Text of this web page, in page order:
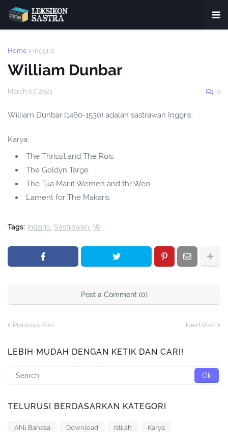
Home Inggris
William Dunbar
March 07, 2021 0
William Dunbar (1460-1530) adalah sastrawan Inggris.
Karya:
The Thrissil and The Rois
The Goldyn Targe
The Tua Mariit Wemen and thr Weo
Lament for The Makaris
Tags: Inggris Sastrawan W
Post a Comment (0)
Previous Post Next Post
LEBIH MUDAH DENGAN KETIK DAN CARI!
TELURUSI BERDASARKAN KATEGORI
Ahli Bahasa Download Istilah Karya